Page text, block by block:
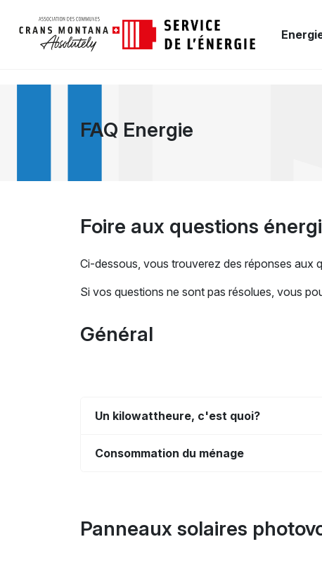
FAQ Energie
Foire aux questions
Ci-dessous, vous trouverez des réponses aux
Si vos questions ne sont pas résolues, vous
Général
Un kilowattheure, c'est quoi?
Consommation du ménage
Panneaux solaires